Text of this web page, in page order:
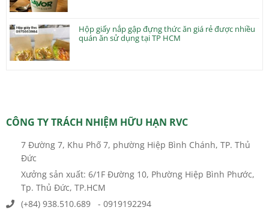
Hộp giấy nắp gập đựng thức ăn giá rẻ được nhiều
quán ăn sử dụng tại TP HCM
CÔNG TY TRÁCH NHIỆM HỮU HẠN RVC
7 Đường 7, Khu Phố 7, phường Hiệp Bình Chánh, TP. Thủ
Đức
Xưởng sản xuất: 6/1F Đường 10, Phường Hiệp Bình Phước,
Tp. Thủ Đức, TP.HCM
(+84) 938.510.689 - 0919192294